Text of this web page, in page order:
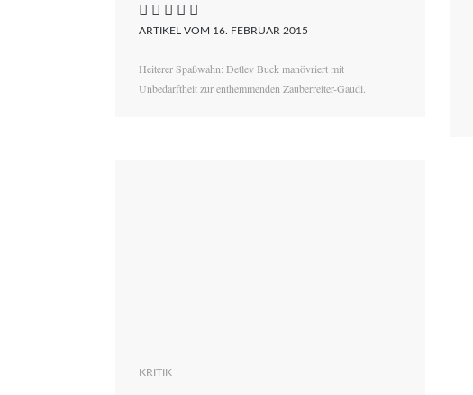
    
ARTIKEL VOM 16. FEBRUAR 2015
Heiterer Spaßwahn: Detlev Buck manövriert mit
Unbedarftheit zur enthemmenden Zauberreiter-Gaudi.
KRITIK